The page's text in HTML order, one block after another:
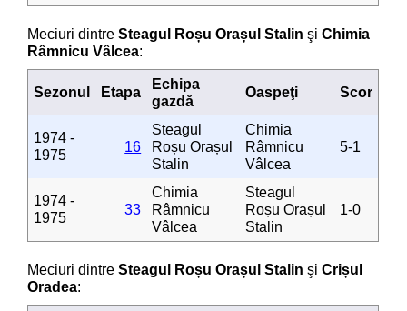
Meciuri dintreSteagul Roșu Orașul Stalin şiChimia
Râmnicu Vâlcea:
Sezonul Etapa
Echipa
gazdă
Oaspeţi Scor
1974 -
1975
16
Steagul
Roșu Orașul
Stalin
Chimia
Râmnicu
Vâlcea
5-1
1974 -
1975
33
Chimia
Râmnicu
Vâlcea
Steagul
Roșu Orașul
Stalin
1-0
Meciuri dintreSteagul Roșu Orașul Stalin şiCrișul
Oradea: